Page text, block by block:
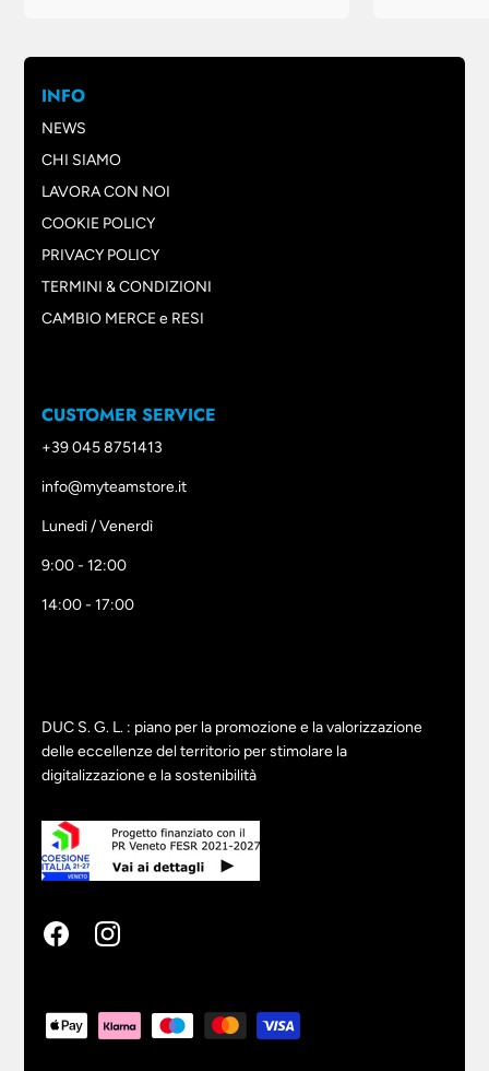
INFO
NEWS
CHI SIAMO
LAVORA CON NOI
COOKIE POLICY
PRIVACY POLICY
TERMINI & CONDIZIONI
CAMBIO MERCE e RESI
CUSTOMER SERVICE
+39 045 8751413
info@myteamstore.it
Lunedì / Venerdì
9:00 - 12:00
14:00 - 17:00
DUC S. G. L. : piano per la promozione e la valorizzazione
delle eccellenze del territorio per stimolare la
digitalizzazione e la sostenibilità